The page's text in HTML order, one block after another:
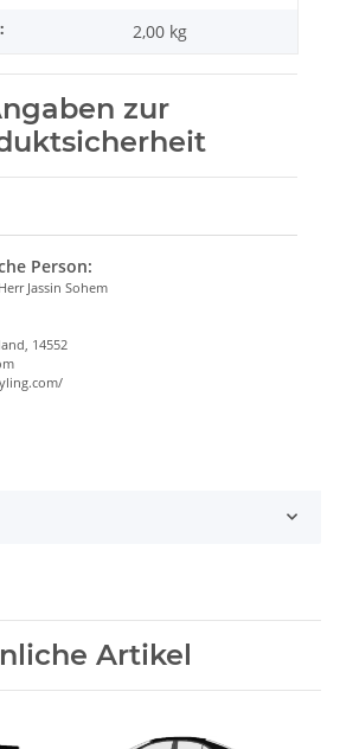
2,00 kg
zur
Person:
Jassin Sohem
14552
Artikel